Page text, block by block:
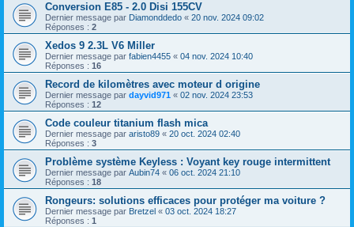
Conversion E85 - 2.0 Disi 155CV
Dernier message par Diamonddedo « 20 nov. 2024 09:02
Réponses : 2
Xedos 9 2.3L V6 Miller
Dernier message par fabien4455 « 04 nov. 2024 10:40
Réponses : 16
Record de kilomètres avec moteur d origine
Dernier message par dayvid971 « 02 nov. 2024 23:53
Réponses : 12
Code couleur titanium flash mica
Dernier message par aristo89 « 20 oct. 2024 02:40
Réponses : 3
Problème système Keyless : Voyant key rouge intermittent
Dernier message par Aubin74 « 06 oct. 2024 21:10
Réponses : 18
Rongeurs: solutions efficaces pour protéger ma voiture ?
Dernier message par Bretzel « 03 oct. 2024 18:27
Réponses : 1